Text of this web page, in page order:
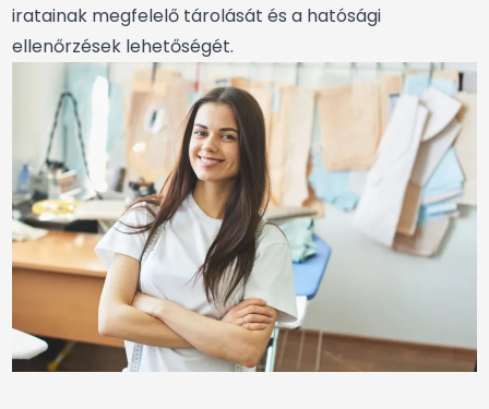
iratainak megfelelő tárolását és a hatósági
ellenőrzések lehetőségét.